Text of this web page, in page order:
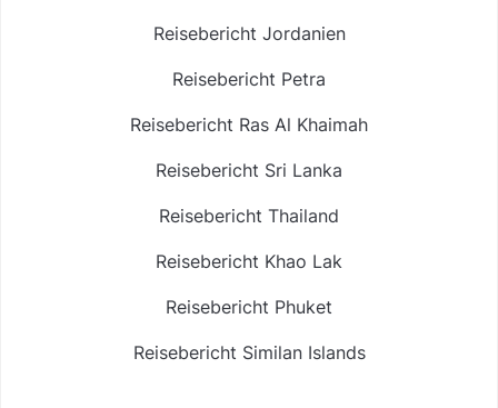
Reisebericht Jordanien
Reisebericht Petra
Reisebericht Ras Al Khaimah
Reisebericht Sri Lanka
Reisebericht Thailand
Reisebericht Khao Lak
Reisebericht Phuket
Reisebericht Similan Islands